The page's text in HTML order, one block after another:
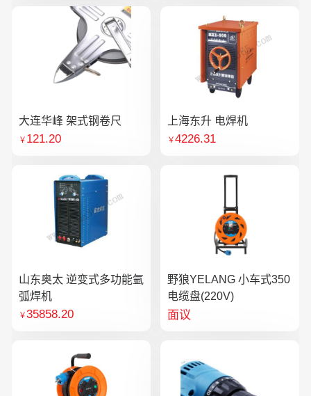
大连华峰 架式钢卷尺
￥ 121.20
上海东升 电焊机
￥4226.31
山东奥太 逆变式多功能氩
弧焊机
￥35858.20
野狼YELANG 小车式350
电缆盘(220V)
面议